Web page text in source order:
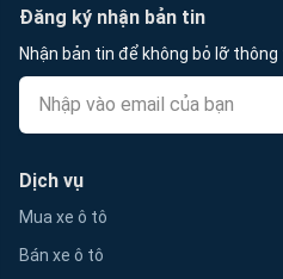
Đăng ký nhận bản tin
Nhận bản tin để không bỏ lỡ
Dịch vụ
Mua xe ô tô
Bán xe ô tô